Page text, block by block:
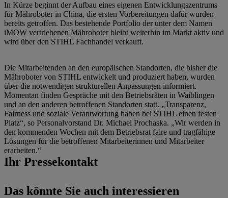
In Kürze beginnt der Aufbau eines eigenen Entwicklungszentrums
für Mähroboter in China, die ersten Vorbereitungen dafür wurden
bereits getroffen. Das bestehende Portfolio der unter dem Namen
iMOW vertriebenen Mähroboter bleibt weiterhin im Markt aktiv und
wird über den STIHL Fachhandel verkauft.
Die Mitarbeitenden an den europäischen Standorten, die bisher die
Mähroboter von STIHL entwickelt und produziert haben, wurden
über die notwendigen strukturellen Anpassungen informiert.
Momentan finden Gespräche mit den Betriebsräten in Waiblingen
und an den anderen betroffenen Standorten statt. „Transparenz,
Fairness und soziale Verantwortung haben bei STIHL einen festen
Platz“, so Personalvorstand Dr. Michael Prochaska. „Wir werden in
den kommenden Wochen mit dem Betriebsrat faire und tragfähige
Lösungen für die betroffenen Mitarbeiterinnen und Mitarbeiter
erarbeiten.“
Ihr Pressekontakt
Das könnte Sie auch interessieren